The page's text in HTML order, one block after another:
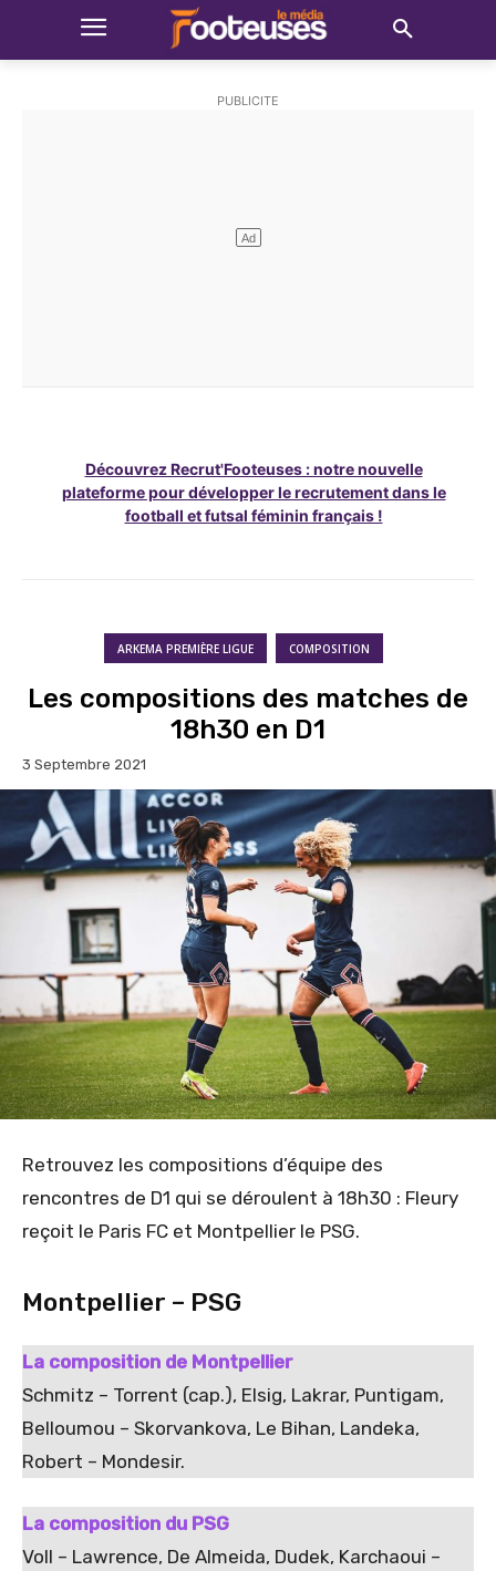
Découvrez Recrut'Footeuses : notre nouvelle
plateforme pour développer le recrutement dans le
football et futsal féminin français !
ARKEMA PREMIÈRE LIGUE COMPOSITION
Les compositions des matches de
18h30 en D1
3 Septembre 2021
Retrouvez les compositions d’équipe des
rencontres de D1 qui se déroulent à 18h30 : Fleury
reçoit le Paris FC et Montpellier le PSG.
Montpellier – PSG
La composition de Montpellier
Schmitz – Torrent (cap.), Elsig, Lakrar, Puntigam,
Belloumou – Skorvankova, Le Bihan, Landeka,
Robert – Mondesir.
La composition du PSG
Voll – Lawrence, De Almeida, Dudek, Karchaoui –